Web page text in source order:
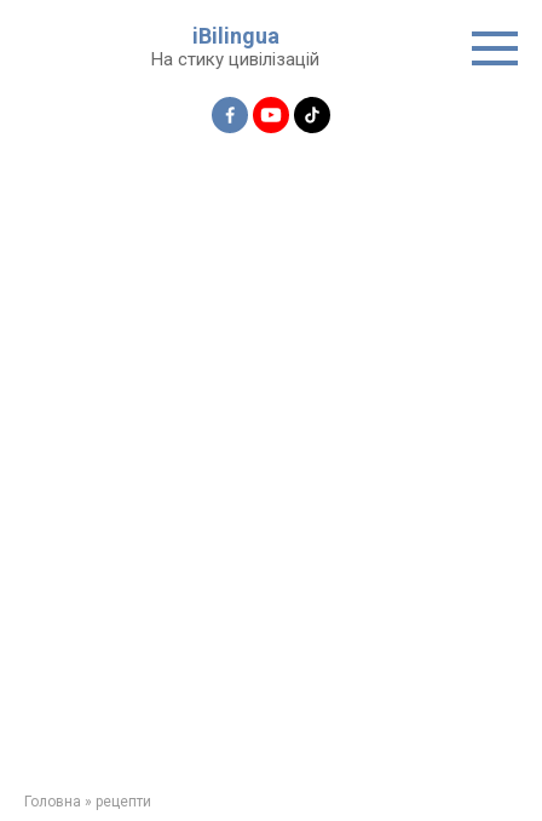
iBilingua
На стику цивілізацій
Головна » рецепти